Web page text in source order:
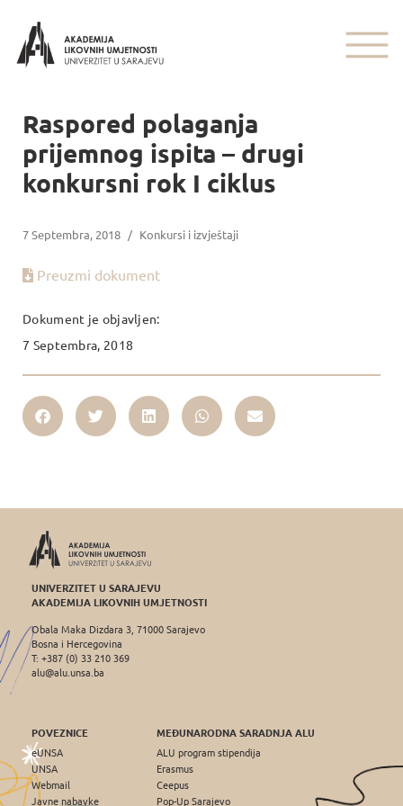
Raspored polaganja
prijemnog ispita – drugi
konkursni rok I ciklus
7 Septembra, 2018 / Konkursi i izvještaji
Preuzmi dokument
Dokument je objavljen:
7 Septembra, 2018
UNIVERZITET U SARAJEVU
AKADEMIJA LIKOVNIH UMJETNOSTI
Obala Maka Dizdara 3, 71000 Sarajevo
Bosna i Hercegovina
T: +387 (0) 33 210 369
alu@alu.unsa.ba
POVEZNICE
eUNSA
UNSA
Webmail
Javne nabavke
MEĐUNARODNA SARADNJA ALU
ALU program stipendija
Erasmus
Ceepus
Pop-Up Sarajevo